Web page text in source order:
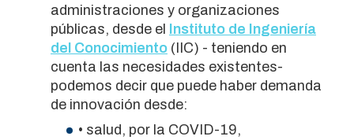
administraciones y organizaciones
públicas, desde el
Instituto de Ingeniería
del Conocimiento (IIC) - teniendo en
cuenta las necesidades existentes-
podemos decir que puede haber demanda
de innovación desde:
• salud, por la COVID-19,